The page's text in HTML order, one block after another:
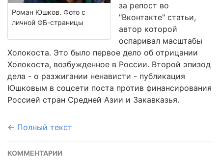
Роман Юшков. Фото с
личной ФБ-страницы
за репост во
"Вконтакте" статьи,
автор которой
оспаривал масштабы
Холокоста. Это было первое дело об отрицании
Холокоста, возбужденное в России. Второй эпизод
дела - о разжигании ненависти - публикация
Юшковым в соцсети поста против финансирования
Россией стран Средней Азии и Закавказья.
← Полный текст
КОММЕНТАРИИ